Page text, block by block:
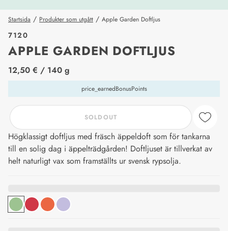
Startsida / Produkter som utgått / Apple Garden Doftljus
7120
APPLE GARDEN DOFTLJUS
price_label
12,50 € / 140 g
price_earnedBonusPoints
SOLDOUT
Högklassigt doftljus med fräsch äppeldoft som för tankarna
till en solig dag i äppelträdgården! Doftljuset är tillverkat av
helt naturligt vax som framställts ur svensk rypsolja.